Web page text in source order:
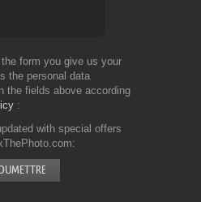
form you give us your
the personal data
the fields above according
with special offers